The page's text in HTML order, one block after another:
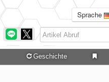
Sprache
Geschichte